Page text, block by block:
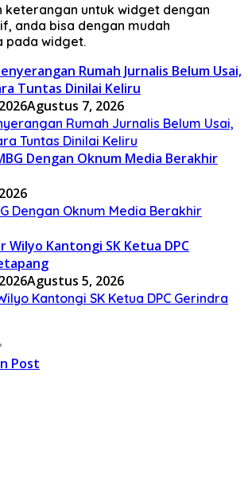
keterangan untuk widget dengan
anda bisa dengan mudah
pada widget.
Agustus 7, 2026
Rumah Jurnalis Belum Usai,
Tuntas Dinilai Keliru
Dengan Oknum Media Berakhir
Agustus 5, 2026
Kantongi SK Ketua DPC Gerindra